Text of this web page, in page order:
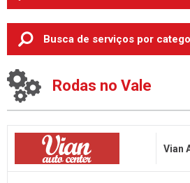
BOM RETIRO DO SUL (3)
CRUZEIRO DO SUL (3)
ENCANTADO (3)
ESTRELA (8)
LAJEADO (89)
Busca de serviços por
Oficina Mecânica
Pneus
Chapeação e Pintura
Auto Elétrica
Rodas no Vale
Vian